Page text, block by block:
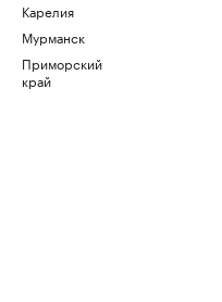
Карелия
Мурманск
Приморский
край